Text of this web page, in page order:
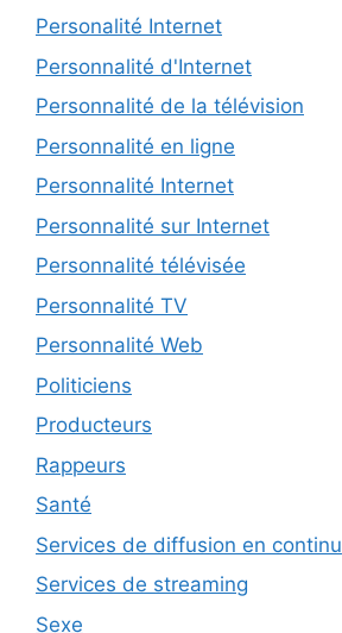
Personalité Internet
Personnalité d'Internet
Personnalité de la télévision
Personnalité en ligne
Personnalité Internet
Personnalité sur Internet
Personnalité télévisée
Personnalité TV
Personnalité Web
Politiciens
Producteurs
Rappeurs
Santé
Services de diffusion en continu
Services de streaming
Sexe